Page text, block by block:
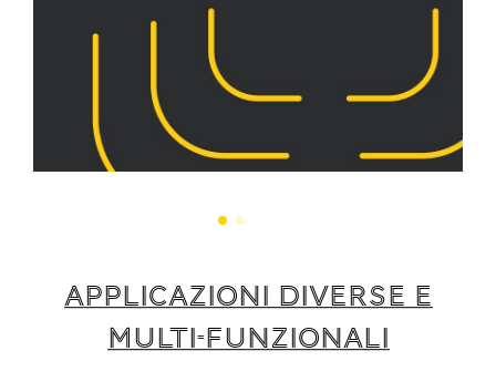
APPLICAZIONI DIVERSE E
MULTI-FUNZIONALI